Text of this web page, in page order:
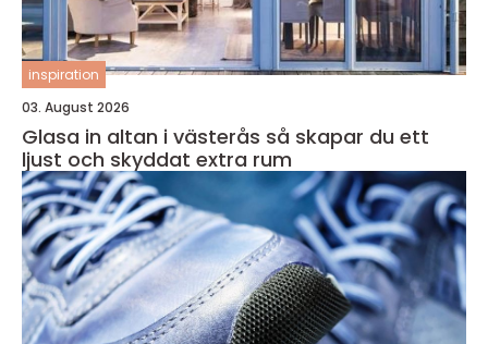
inspiration
03. August 2026
Glasa in altan i västerås så skapar du ett
ljust och skyddat extra rum